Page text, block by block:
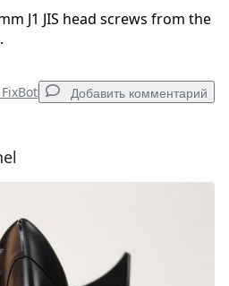
J1 JIS head screws from the
Добавить комментарий
комментарий
Оставить комментарий